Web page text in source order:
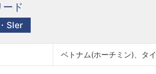
ード
SIer
ベトナム(ホーチミン)、タイ